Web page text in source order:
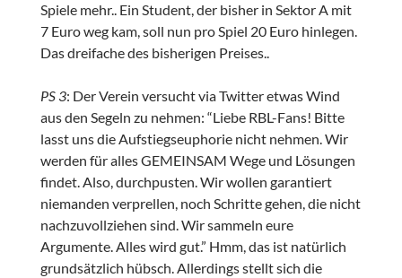
Spiele mehr.. Ein Student, der bisher in Sektor A mit
7 Euro weg kam, soll nun pro Spiel 20 Euro hinlegen.
Das dreifache des bisherigen Preises..
PS 3: Der Verein versucht via Twitter etwas Wind
aus den Segeln zu nehmen: “Liebe RBL-Fans! Bitte
lasst uns die Aufstiegseuphorie nicht nehmen. Wir
werden für alles GEMEINSAM Wege und Lösungen
findet. Also, durchpusten. Wir wollen garantiert
niemanden verprellen, noch Schritte gehen, die nicht
nachzuvollziehen sind. Wir sammeln eure
Argumente. Alles wird gut.” Hmm, das ist natürlich
grundsätzlich hübsch. Allerdings stellt sich die